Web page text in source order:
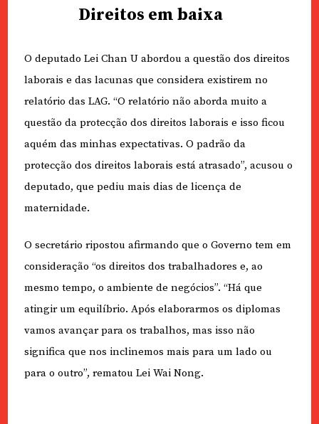
Direitos em baixa
O deputado Lei Chan U abordou a questão dos direitos
laborais e das lacunas que considera existirem no
relatório das LAG. “O relatório não aborda muito a
questão da protecção dos direitos laborais e isso ficou
aquém das minhas expectativas. O padrão da
protecção dos direitos laborais está atrasado”, acusou o
deputado, que pediu mais dias de licença de
maternidade.
O secretário ripostou afirmando que o Governo tem em
consideração “os direitos dos trabalhadores e, ao
mesmo tempo, o ambiente de negócios”. “Há que
atingir um equilíbrio. Após elaborarmos os diplomas
vamos avançar para os trabalhos, mas isso não
significa que nos inclinemos mais para um lado ou
para o outro”, rematou Lei Wai Nong.